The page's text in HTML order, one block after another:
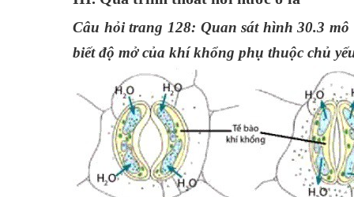
Câu hỏi trang 128: Quan sát hình 30.3
biết độ mở của khí khổng phụ thuộc chủ